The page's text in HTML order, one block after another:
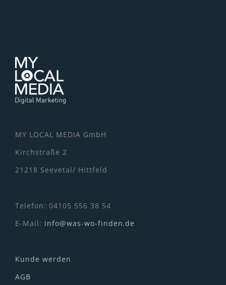
MY LOCAL MEDIA GmbH
Kirchstraße 2
21218 Seevetal/ Hittfeld
Telefon: 04105 556 38 54
E-Mail: info@was-wo-finden.de
Kunde werden
AGB